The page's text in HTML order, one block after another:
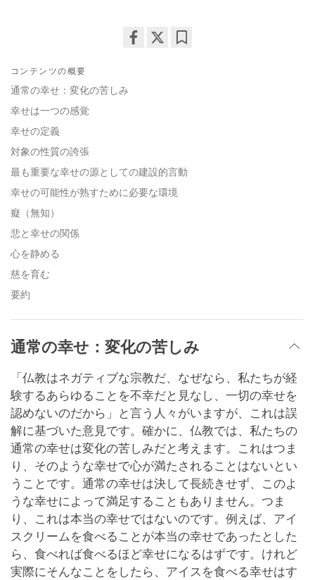
facebook
コンテンツの概要
通常の幸せ：変化の苦しみ
幸せは一つの感覚
幸せの定義
対象の性質の誇張
最も重要な幸せの源としての建設的言動
幸せの可能性が熟すために必要な環境
癡（無知）
悲と幸せの関係
心を静める
慈を育む
要約
通常の幸せ：変化の苦しみ
「仏教はネガティブな宗教だ、なぜなら、私たちが経
験するあらゆることを不幸だと見なし、一切の幸せを
認めないのだから」と言う人々がいますが、これは誤
解に基づいた意見です。確かに、仏教では、私たちの
通常の幸せは変化の苦しみだと考えます。これはつま
り、そのような幸せで心が満たされることはないとい
うことです。通常の幸せは決して長続きせず、このよ
うな幸せによって満足することもありません。つま
り、これは本当の幸せではないのです。例えば、アイ
スクリームを食べることが本当の幸せであったとした
ら、食べれば食べるほど幸せになるはずです。けれど
実際にそんなことをしたら、アイスを食べる幸せはす